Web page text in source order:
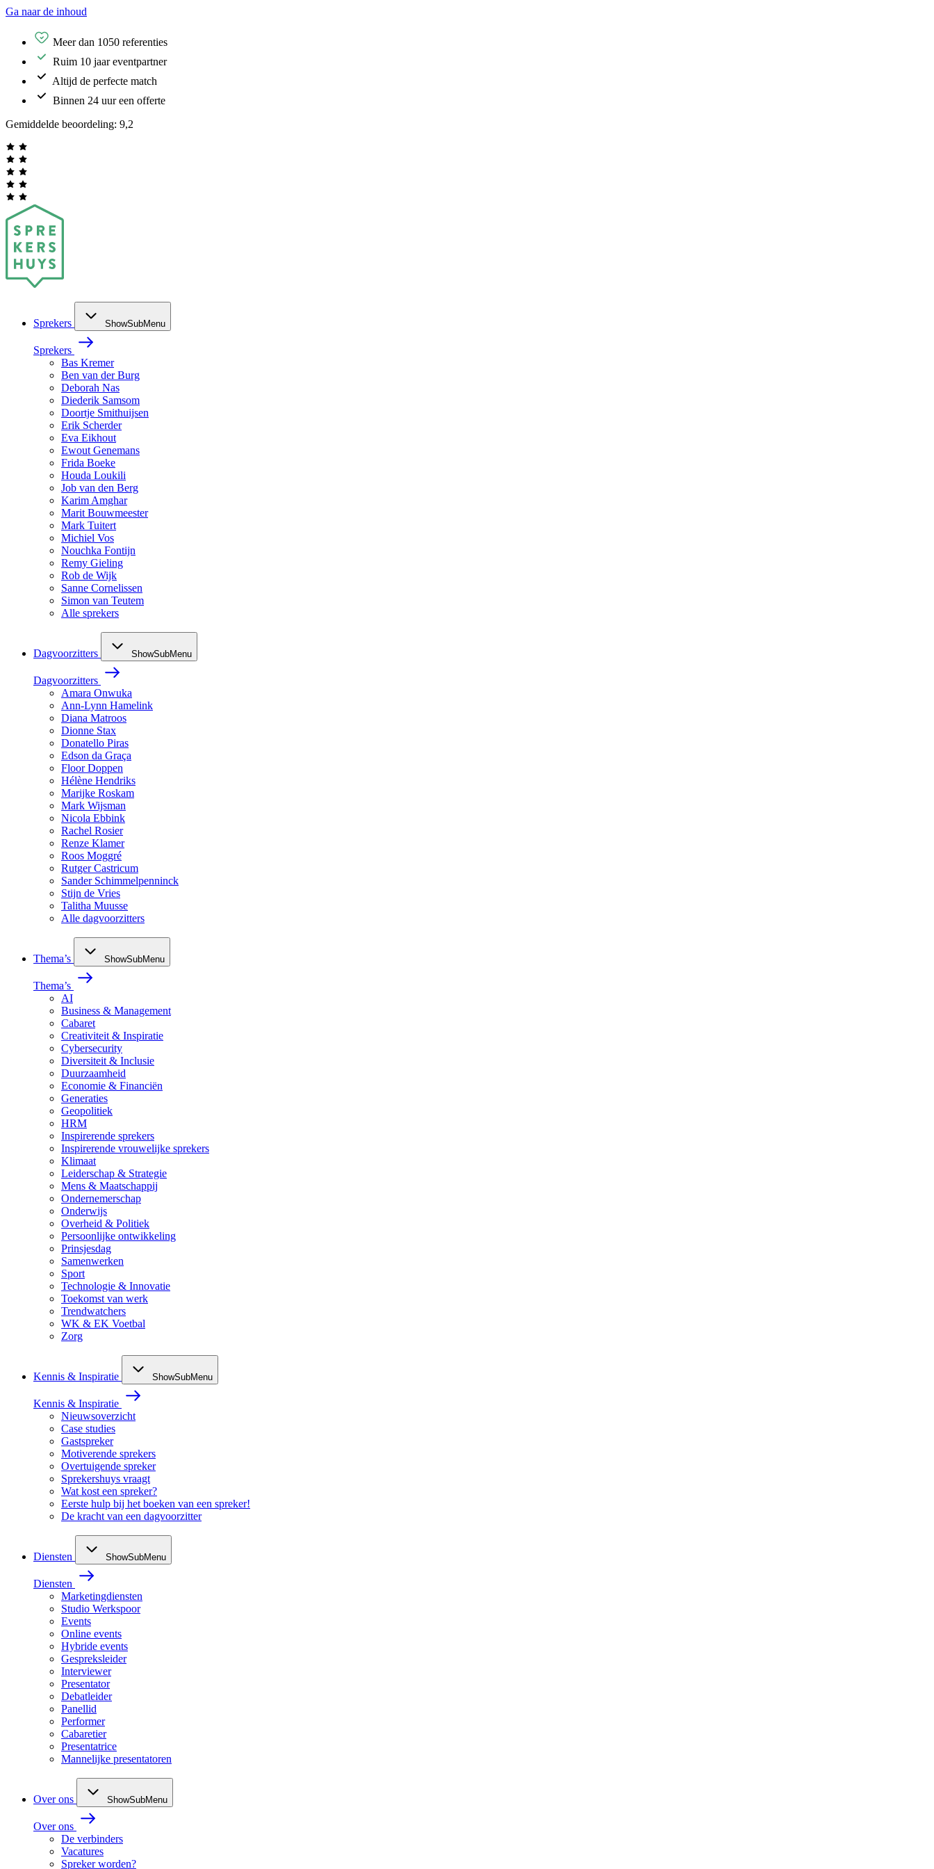
Ga naar de inhoud
Meer dan 1050 referenties
Ruim 10 jaar eventpartner
Altijd de perfecte match
Binnen 24 uur een offerte
Gemiddelde beoordeling: 9,2
Sprekers ShowSubMenu
Sprekers
Bas Kremer
Ben van der Burg
Deborah Nas
Diederik Samsom
Doortje Smithuijsen
Erik Scherder
Eva Eikhout
Ewout Genemans
Frida Boeke
Houda Loukili
Job van den Berg
Karim Amghar
Marit Bouwmeester
Mark Tuitert
Michiel Vos
Nouchka Fontijn
Remy Gieling
Rob de Wijk
Sanne Cornelissen
Simon van Teutem
Alle sprekers
Dagvoorzitters ShowSubMenu
Dagvoorzitters
Amara Onwuka
Ann-Lynn Hamelink
Diana Matroos
Dionne Stax
Donatello Piras
Edson da Graça
Floor Doppen
Hélène Hendriks
Marijke Roskam
Mark Wijsman
Nicola Ebbink
Rachel Rosier
Renze Klamer
Roos Moggré
Rutger Castricum
Sander Schimmelpenninck
Stijn de Vries
Talitha Muusse
Alle dagvoorzitters
Thema’s ShowSubMenu
Thema’s
AI
Business & Management
Cabaret
Creativiteit & Inspiratie
Cybersecurity
Diversiteit & Inclusie
Duurzaamheid
Economie & Financiën
Generaties
Geopolitiek
HRM
Inspirerende sprekers
Inspirerende vrouwelijke sprekers
Klimaat
Leiderschap & Strategie
Mens & Maatschappij
Ondernemerschap
Onderwijs
Overheid & Politiek
Persoonlijke ontwikkeling
Prinsjesdag
Samenwerken
Sport
Technologie & Innovatie
Toekomst van werk
Trendwatchers
WK & EK Voetbal
Zorg
Kennis & Inspiratie ShowSubMenu
Kennis & Inspiratie
Nieuwsoverzicht
Case studies
Gastspreker
Motiverende sprekers
Overtuigende spreker
Sprekershuys vraagt
Wat kost een spreker?
Eerste hulp bij het boeken van een spreker!
De kracht van een dagvoorzitter
Diensten ShowSubMenu
Diensten
Marketingdiensten
Studio Werkspoor
Events
Online events
Hybride events
Gespreksleider
Interviewer
Presentator
Debatleider
Panellid
Performer
Cabaretier
Presentatrice
Mannelijke presentatoren
Over ons ShowSubMenu
Over ons
De verbinders
Vacatures
Spreker worden?